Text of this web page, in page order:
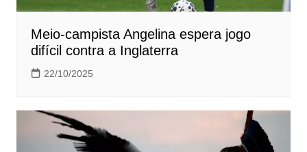
Meio-campista Angelina espera jogo
difícil contra a Inglaterra
22/10/2025